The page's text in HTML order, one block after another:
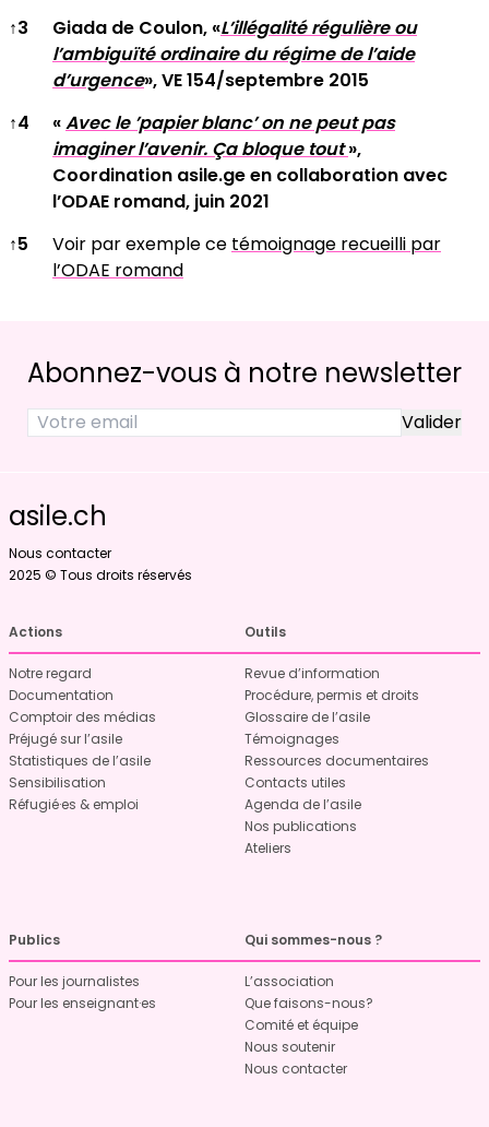
↑3 Giada de Coulon, «L’illégalité régulière ou
l’ambiguïté ordinaire du régime de l’aide
d’urgence», VE 154/septembre 2015
↑4 «Avec le ’papier blanc’ on ne peut pas
imaginer l’avenir. Ça bloque tout »,
Coordination asile.ge en collaboration avec
l’ODAE romand, juin 2021
↑5 Voir par exemple ce témoignage recueilli par
l’ODAE romand
Abonnez-vous à notre newsletter
asile.ch
Nous contacter
2025 © Tous droits réservés
Actions
Notre regard
Documentation
Comptoir des médias
Préjugé sur l’asile
Statistiques de l’asile
Sensibilisation
Réfugié·es & emploi
Outils
Revue d’information
Procédure, permis et droits
Glossaire de l’asile
Témoignages
Ressources documentaires
Contacts utiles
Agenda de l’asile
Nos publications
Ateliers
Publics
Pour les journalistes
Pour les enseignant·es
Qui sommes-nous ?
L’association
Que faisons-nous?
Comité et équipe
Nous soutenir
Nous contacter